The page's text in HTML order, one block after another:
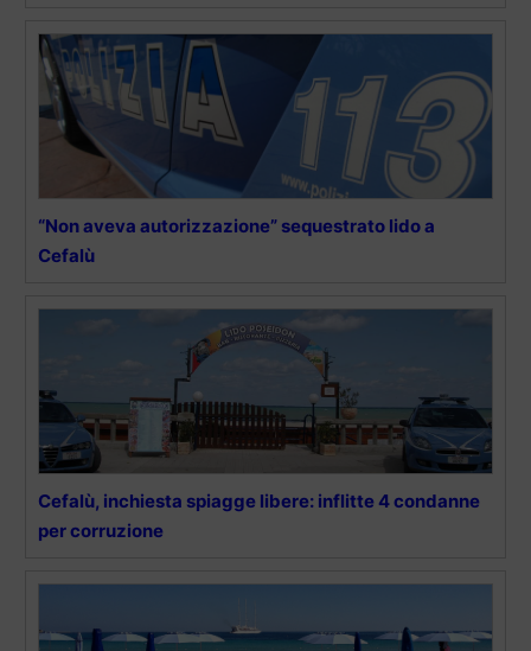
“Non aveva autorizzazione” sequestrato lido a
Cefalù
Cefalù, inchiesta spiagge libere: inflitte 4 condanne
per corruzione